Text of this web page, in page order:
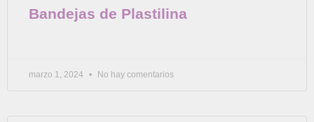
Bandejas de Plastilina
marzo 1, 2024 No hay comentarios